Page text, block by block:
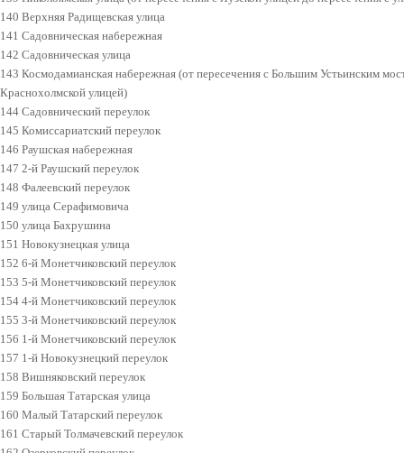
140 Верхняя Радищевская улица
141 Садовническая набережная
142 Садовническая улица
143 Космодамианская набережная (от пересечения с Большим Устьинским
Краснохолмской улицей)
144 Садовнический переулок
145 Комиссариатский переулок
146 Раушская набережная
147 2-й Раушский переулок
148 Фалеевский переулок
149 улица Серафимовича
150 улица Бахрушина
151 Новокузнецкая улица
152 6-й Монетчиковский переулок
153 5-й Монетчиковский переулок
154 4-й Монетчиковский переулок
155 3-й Монетчиковский переулок
156 1-й Монетчиковский переулок
157 1-й Новокузнецкий переулок
158 Вишняковский переулок
159 Большая Татарская улица
160 Малый Татарский переулок
161 Старый Толмачевский переулок